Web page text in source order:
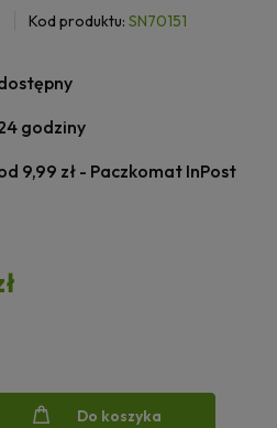
Kod produktu: SN70151
godziny
9,99 zł- Paczkomat InPost
Do koszyka